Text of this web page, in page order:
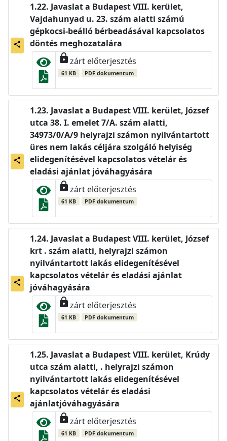
share
Javaslat a Budapest VIII. kerület,
Vajdahunyad u. 23. szám alatti számú
gépkocsi-beálló bérbeadásával kapcsolatos
döntés meghozatalára
lockzárt előterjesztés
61 KB PDF dokumentum
share
Javaslat a Budapest VIII. kerület, József
utca 38. I. emelet 7/A. szám alatti,
34973/0/A/9 helyrajzi számon nyilvántartott
üres nem lakás céljára szolgáló helyiség
elidegenítésével kapcsolatos vételár és
eladási ajánlat jóváhagyására
lockzárt előterjesztés
61 KB PDF dokumentum
share
Javaslat a Budapest VIII. kerület, József
krt . szám alatti, helyrajzi számon
nyilvántartott lakás elidegenítésével
kapcsolatos vételár és eladási ajánlat
jóváhagyására
lockzárt előterjesztés
61 KB PDF dokumentum
share
Javaslat a Budapest VIII. kerület, Krúdy
utca szám alatti, . helyrajzi számon
nyilvántartott lakás elidegenítésével
kapcsolatos vételár és eladási
ajánlatjóváhagyására
lockzárt előterjesztés
61 KB PDF dokumentum